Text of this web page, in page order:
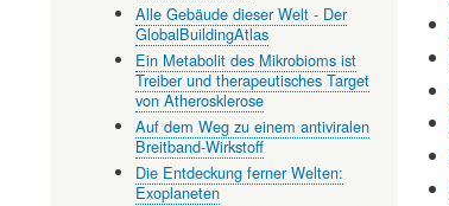
Alle Gebäude dieser Welt - Der
GlobalBuildingAtlas
Ein Metabolit des Mikrobioms ist
Treiber und therapeutisches Target
von Atherosklerose
Auf dem Weg zu einem antiviralen
Breitband-Wirkstoff
Die Entdeckung ferner Welten:
Exoplaneten